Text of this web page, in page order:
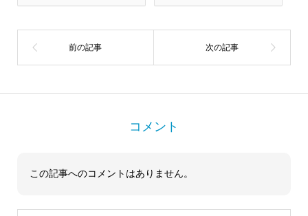
コメント
この記事へのコメントはありません。